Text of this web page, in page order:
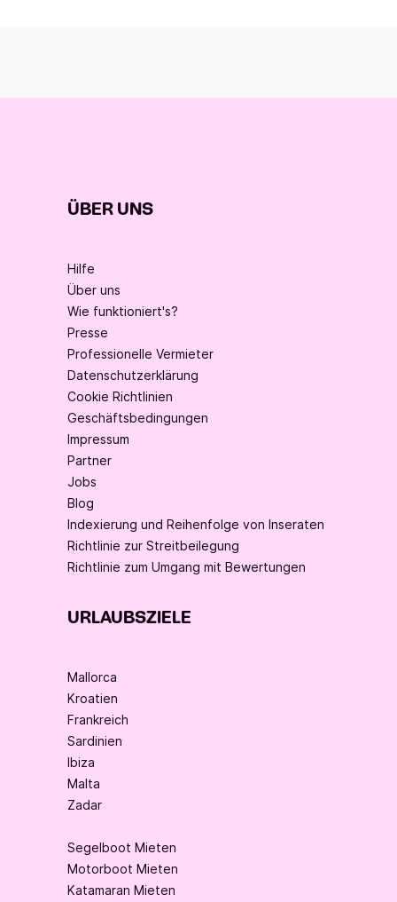
ÜBER UNS
Hilfe
Über uns
Wie funktioniert's?
Presse
Professionelle Vermieter
Datenschutzerklärung
Cookie Richtlinien
Geschäftsbedingungen
Impressum
Partner
Jobs
Blog
Indexierung und Reihenfolge von Inseraten
Richtlinie zur Streitbeilegung
Richtlinie zum Umgang mit Bewertungen
URLAUBSZIELE
Mallorca
Kroatien
Frankreich
Sardinien
Ibiza
Malta
Zadar
Segelboot Mieten
Motorboot Mieten
Katamaran Mieten